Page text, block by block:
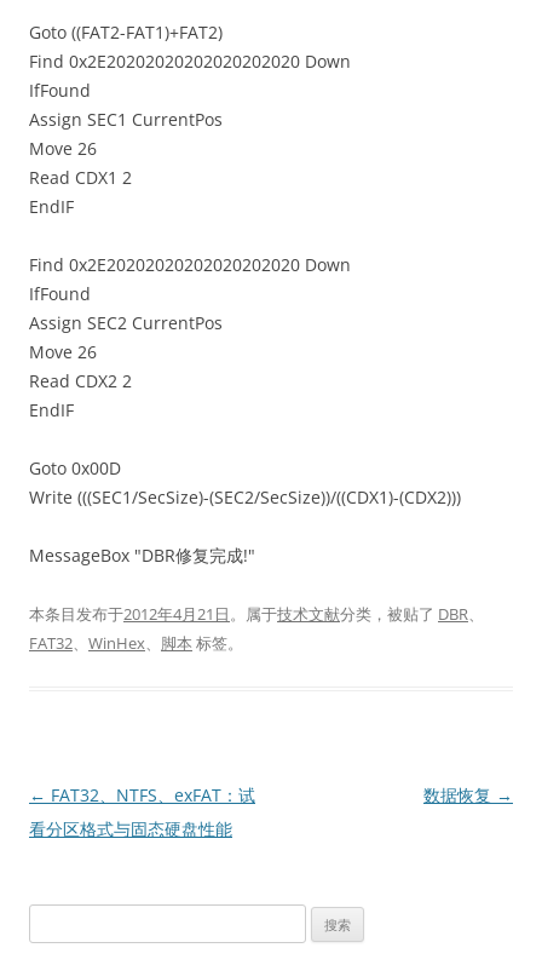
Goto ((FAT2-FAT1)+FAT2)
Find 0x2E20202020202020202020 Down
IfFound
Assign SEC1 CurrentPos
Move 26
Read CDX1 2
EndIF
Find 0x2E20202020202020202020 Down
IfFound
Assign SEC2 CurrentPos
Move 26
Read CDX2 2
EndIF
Goto 0x00D
Write (((SEC1/SecSize)-(SEC2/SecSize))/((CDX1)-(CDX2)))
MessageBox "DBR修复完成!"
本条目发布于2012年4月21日。属于技术文献分类，被贴了 DBR、
FAT32、 WinHex、 脚本 标签。
文
章
← FAT32、NTFS、exFAT：试
看分区格式与固态硬盘性能
数据恢复 →
索：